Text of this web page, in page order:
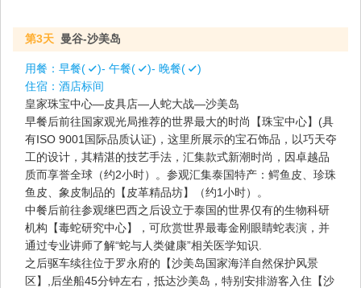
第3天 曼谷-沙美岛
用餐： 早餐( )- 午餐( )- 晚餐(
)
住宿： 酒店标间
皇家珠宝中心—皮具店—人蛇大战—沙美岛
早餐后前往国家观光局推荐的世界最大的时尚【珠宝中心】(具
有ISO 9001国际品质认证)，这里所展示的宝石饰品，以巧天夺
工的设计，其精湛的技艺手法，汇集款式新潮时尚，因卓越品
质而享誉全球（约2小时）。参观汇集泰国特产：鳄鱼皮、珍珠
鱼皮、象皮制品的【皮革精品坊】（约1小时）。
中餐后前往参观继巴西之后设立于泰国的世界仅有的生物科研
机构【毒蛇研究中心】，可欣赏世界最毒金刚眼睛蛇表演，并
通过专业讲师了解“蛇与人类健康”相关医学知识.
之后驱车续往位于罗永府的【沙美岛国家海洋自然保护风景
区】,后坐船45分钟左右，抵达沙美岛，特别安排游客入住【沙